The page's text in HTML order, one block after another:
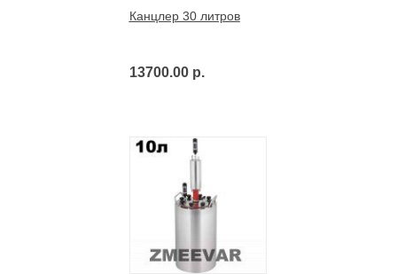
Канцлер 30 литров
13700.00 р.